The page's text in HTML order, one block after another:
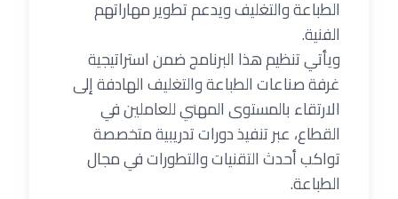
الطباعة والتغليف ويدعم تطوير مهاراتهم
الفنية.
ويأتي تنظيم هذا البرنامج ضمن استراتيجية
غرفة صناعات الطباعة والتغليف الهادفة إلى
الارتقاء بالمستوى المهني للعاملين في
القطاع، عبر تنفيذ دورات تدريبية متخصصة
تواكب أحدث التقنيات والتطورات في مجال
الطباعة.